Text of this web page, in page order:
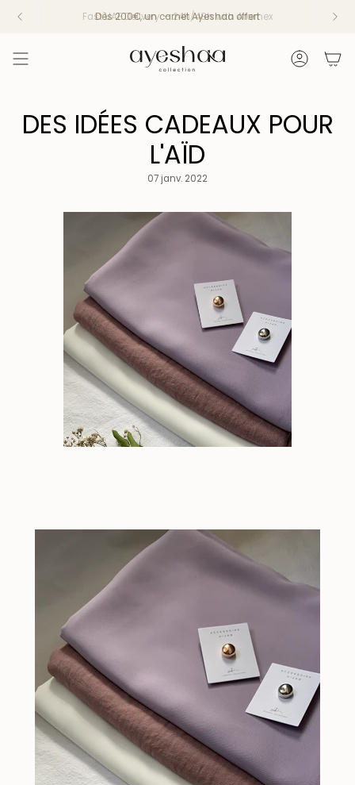
de
Dès 200€, un carnet Ayeshaa offert
Compte
DES IDÉES CADEAUX POUR
L'AÏD
07 janv. 2022